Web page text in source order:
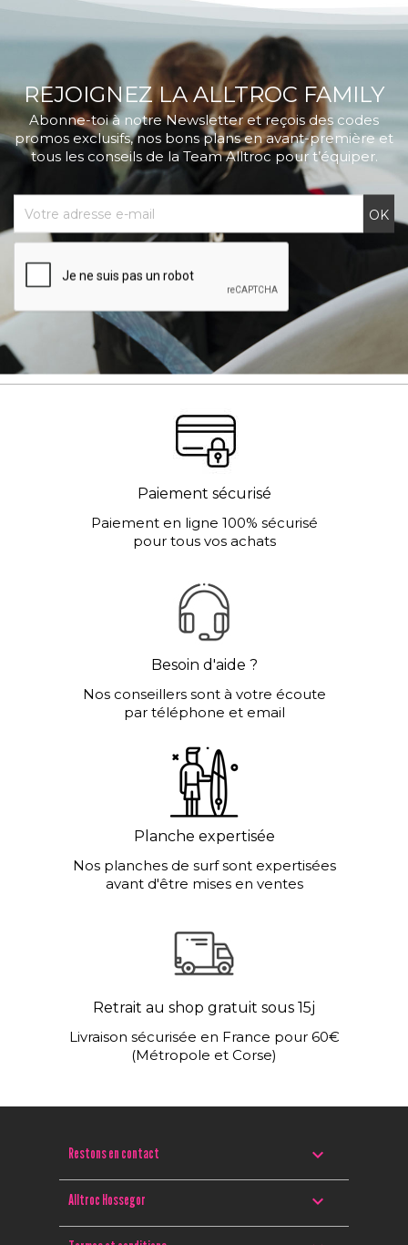
REJOIGNEZ LA ALLTROC FAMILY
Abonne-toi à notre Newsletter et reçois des codes
promos exclusifs, nos bons plans en avant-première et
tous les conseils de la Team Alltroc pour t’équiper.
Paiement sécurisé
Paiement en ligne 100% sécurisé
pour tous vos achats
Besoin d'aide ?
Nos conseillers sont à votre écoute
par téléphone et email
Planche expertisée
Nos planches de surf sont expertisées
avant d'être mises en ventes
Retrait au shop gratuit sous 15j
Livraison sécurisée en France pour 60€
(Métropole et Corse)
Restons en contact 
Alltroc Hossegor 